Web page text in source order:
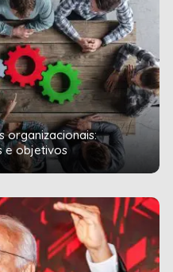
organizacionais:
e objetivos